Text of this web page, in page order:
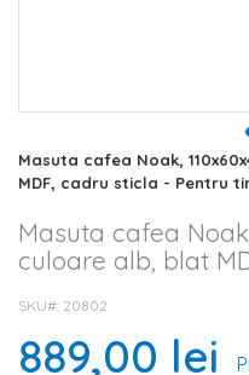
Skip
to
beginning
of
the
gallery
Masuta cafea Noak,
MDF, cadru sticla - Pentru
Masuta cafea
culoare alb, blat
SKU# 20802
889,00 lei